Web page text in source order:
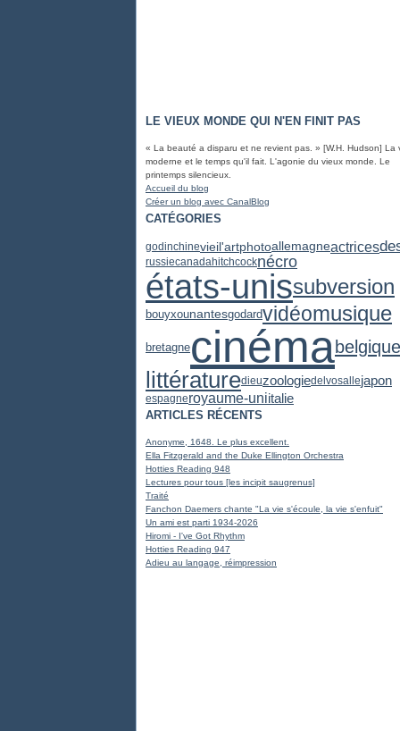
LE VIEUX MONDE QUI N'EN FINIT PAS
« La beauté a disparu et ne revient pas. » [W.H. Hudson] La
moderne et le temps qu'il fait. L'agonie du vieux monde. Le
printemps silencieux.
Accueil du blog
Créer un blog avec CanalBlog
CATÉGORIES
godinchinevieil'artphotoallemagneactrices
russiecanadahitchcocknécro
états-unissubversion
bouyxounantesgodardvidéomusique
bretagnecinémabelgique
littératuredieuzoologiedelvosallejapon
espagneroyaume-uniitalie
ARTICLES RÉCENTS
Anonyme, 1648. Le plus excellent.
Ella Fitzgerald and the Duke Ellington Orchestra
Hotties Reading 948
Lectures pour tous [les incipit saugrenus]
Traité
Fanchon Daemers chante "La vie s'écoule, la vie s'enfuit"
Un ami est parti 1934-2026
Hiromi - I've Got Rhythm
Hotties Reading 947
Adieu au langage, réimpression